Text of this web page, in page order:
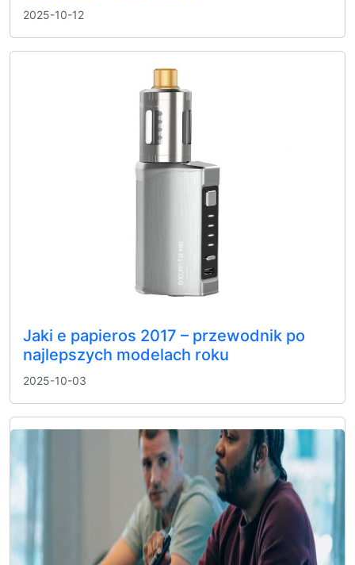
2025-10-12
Jaki e papieros 2017 – przewodnik po
najlepszych modelach roku
2025-10-03